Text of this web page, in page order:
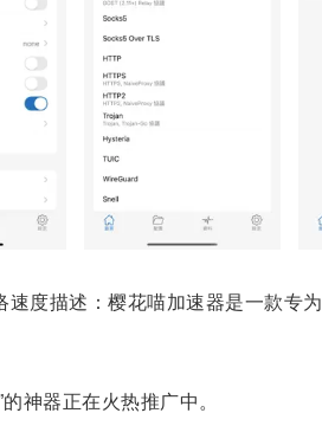
描述：樱花喵加速器是一款专
神器正在火热推广中。